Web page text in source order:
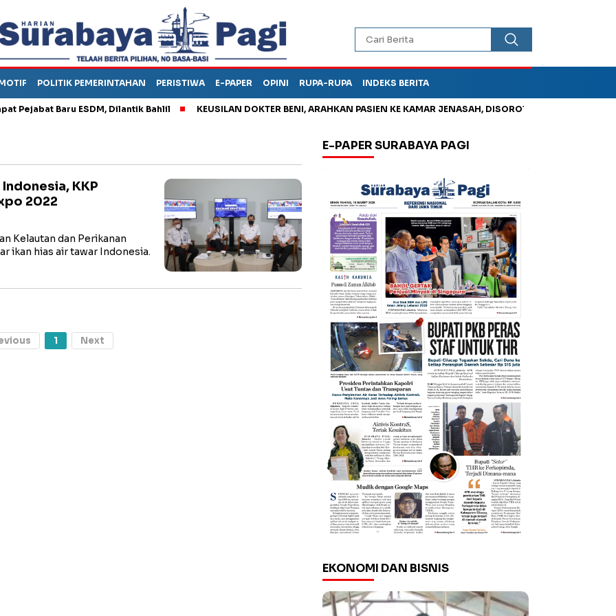
POLITIK PEMERINTAHAN PERISTIWA E-PAPER OPINI RUPA-RUPA INDEKS BERITA
Baru ESDM, Dilantik Bahlil KEUSILAN DOKTER BENI, ARAHKAN PASIEN KE KAMAR JENASAH, DISOROT
KKP
2022
Kelautan dan Perikanan
ikan hias air tawar Indonesia.
1 Next
E-PAPER SURABAYA PAGI
EKONOMI DAN BISNIS